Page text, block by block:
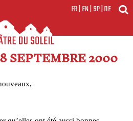
FR|EN|SP|DE
SEPTEMBRE 2000